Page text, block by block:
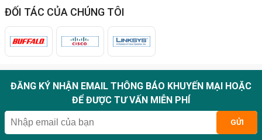
ĐỐI TÁC CỦA CHÚNG TÔI
ĐĂNG KÝ NHẬN EMAIL THÔNG BÁO KHUYẾN MẠI HOẶC
ĐỂ ĐƯỢC TƯ VẤN MIỄN PHÍ
GỬI